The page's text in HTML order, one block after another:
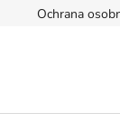
Ochrana